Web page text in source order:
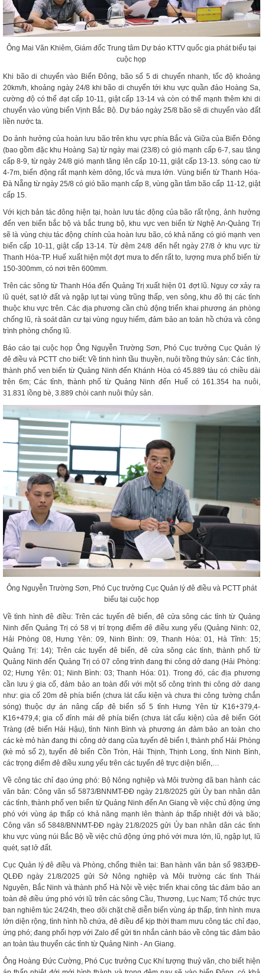
Ông Mai Văn Khiêm, Giám đốc Trung tâm Dự báo KTTV quốc gia phát biểu tại
cuộc họp
Khi bão di chuyển vào Biển Đông, bão số 5 di chuyển nhanh, tốc độ khoảng
20km/h, khoảng ngày 24/8 khi bão di chuyển tới khu vực quần đảo Hoàng Sa,
cường độ có thể đạt cấp 10-11, giật cấp 13-14 và còn có thể mạnh thêm khi di
chuyển vào vùng biển Vịnh Bắc Bộ. Dự báo ngày 25/8 bão sẽ di chuyển vào đất
liền nước ta.
Do ảnh hưởng của hoàn lưu bão trên khu vực phía Bắc và Giữa của Biển Đông
(bao gồm đặc khu Hoàng Sa) từ ngày mai (23/8) có gió mạnh cấp 6-7, sau tăng
cấp 8-9, từ ngày 24/8 gió mạnh tăng lên cấp 10-11, giật cấp 13-13. sóng cao từ
4-7m, biển động rất mạnh kèm dông, lốc và mưa lớn. Vùng biển từ Thanh Hóa-
Đà Nẵng từ ngày 25/8 có gió bão mạnh cấp 8, vùng gần tâm bão cấp 11-12, giật
cấp 15.
Với kịch bản tác đông hiện tại, hoàn lưu tác động của bão rất rộng, ảnh hưởng
đến ven biển bắc bộ và bắc trung bộ, khu vực ven biển từ Nghệ An-Quảng Trị
sẽ là vùng chịu tác động chính của hoàn lưu bão, có khả năng có gió mạnh ven
biển cấp 10-11, giật cấp 13-14. Từ đêm 24/8 đến hết ngày 27/8 ở khu vực từ
Thanh Hóa-TP. Huế xuất hiện một đợt mưa to đến rất to, lượng mưa phổ biến từ
150-300mm, có nơi trên 600mm.
Trên các sông từ Thanh Hóa đến Quảng Trị xuất hiện 01 đợt lũ. Nguy cơ xảy ra
lũ quét, sạt lở đất và ngập lụt tại vùng trũng thấp, ven sông, khu đô thị các tỉnh
thuộc khu vực trên. Các địa phương cần chủ động triển khai phương án phòng
chống lũ, rà soát dân cư tại vùng nguy hiểm, đảm bảo an toàn hồ chứa và công
trình phòng chống lũ.
Báo cáo tại cuộc họp Ông Nguyễn Trường Sơn, Phó Cục trưởng Cục Quản lý
đê điều và PCTT cho biết: Về tình hình tầu thuyền, nuôi trồng thủy sản: Các tỉnh,
thành phố ven biển từ Quảng Ninh đến Khánh Hòa có 45.889 tàu có chiều dài
trên 6m; Các tỉnh, thành phố từ Quảng Ninh đến Huế có 161.354 ha nuôi,
31.831 lồng bè, 3.889 chòi canh nuôi thủy sản.
Ông Nguyễn Trường Sơn, Phó Cục trưởng Cục Quản lý đê điều và PCTT phát
biểu tại cuộc họp
Về tình hình đê điều: Trên các tuyến đê biển, đê cửa sông các tỉnh từ Quảng
Ninh đến Quảng Trị có 58 vị trí trọng điểm đê điều xung yếu (Quảng Ninh: 02,
Hải Phòng 08, Hưng Yên: 09, Ninh Bình: 09, Thanh Hóa: 01, Hà Tĩnh: 15;
Quảng Trị: 14); Trên các tuyến đê biển, đê cửa sông các tỉnh, thành phố từ
Quảng Ninh đến Quảng Trị có 07 công trình đang thi công dở dang (Hải Phòng:
02; Hưng Yên: 01; Ninh Bình: 03; Thanh Hóa: 01). Trong đó, các địa phương
cần lưu ý gia cố, đảm bảo an toàn đối với một số công trình thi công dở dang
như: gia cố 20m đê phía biển (chưa lát cấu kiện và chưa thi công tường chắn
sóng) thuộc dự án nâng cấp đê biển số 5 tỉnh Hưng Yên từ K16+379,4-
K16+479,4; gia cố đỉnh mái đê phía biển (chưa lát cấu kiện) của đê biển Gót
Tràng (đê biển Hải Hậu), tỉnh Ninh Bình và phương án đảm bảo an toàn cho
các kè mỏ hàn đang thi công dở dang của tuyến đê biển I, thành phố Hải Phòng
(kè mỏ số 2), tuyến đê biển Cồn Tròn, Hải Thịnh, Thịnh Long, tỉnh Ninh Bình,
các trọng điểm đê điều xung yếu trên các tuyến đê trực diện biển,…
Về công tác chỉ đạo ứng phó: Bộ Nông nghiệp và Môi trường đã ban hành các
văn bản: Công văn số 5873/BNNMT-ĐĐ ngày 21/8/2025 gửi Ủy ban nhân dân
các tỉnh, thành phố ven biển từ Quảng Ninh đến An Giang về việc chủ động ứng
phó với vùng áp thấp có khả năng mạnh lên thành áp thấp nhiệt đới và bão;
Công văn số 5848/BNNMT-ĐĐ ngày 21/8/2025 gửi Ủy ban nhân dân các tỉnh
khu vực vùng núi Bắc Bộ về việc chủ động ứng phó với mưa lớn, lũ, ngập lụt, lũ
quét, sạt lở đất.
Cục Quản lý đê điều và Phòng, chống thiên tai: Ban hành văn bản số 983/ĐĐ-
QLĐĐ ngày 21/8/2025 gửi Sở Nông nghiệp và Môi trường các tỉnh Thái
Nguyên, Bắc Ninh và thành phố Hà Nội về việc triển khai công tác đảm bảo an
toàn đê điều ứng phó với lũ trên các sông Cầu, Thương, Lục Nam; Tổ chức trực
ban nghiêm túc 24/24h, theo dõi chặt chẽ diễn biến vùng áp thấp, tình hình mưa
lớn diện rộng, tình hình hồ chứa, đê điều để kịp thời tham mưu công tác chỉ đạo,
ứng phó; đang phối hợp với Zalo để gửi tin nhắn cảnh báo về công tác đảm bảo
an toàn tàu thuyển các tỉnh từ Quảng Ninh - An Giang.
Ông Hoàng Đức Cường, Phó Cục trưởng Cục Khí tượng thuỷ văn, cho biết hiện